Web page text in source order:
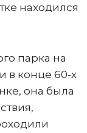
находился
парка на
в конце 60-х
она была